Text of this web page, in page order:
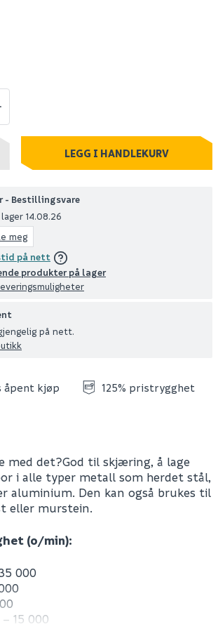
LEGG I HANDLEKURV
- Bestillingsvare
14.08.26
meg
på nett
produkter på lager
på nett.
åpent kjøp 125% pristrygghet
med det?God til skjæring, å lage
i alle typer metall som herdet stål,
aluminium. Den kan også brukes til
eller murstein.
(o/min):
000
15 000